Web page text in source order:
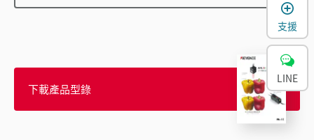
下載產品型錄
支援
LINE